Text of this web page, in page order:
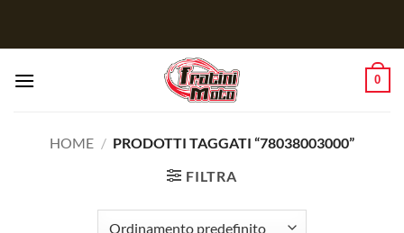
0
HOME / PRODOTTI TAGGATI “78038003000”
FILTRA